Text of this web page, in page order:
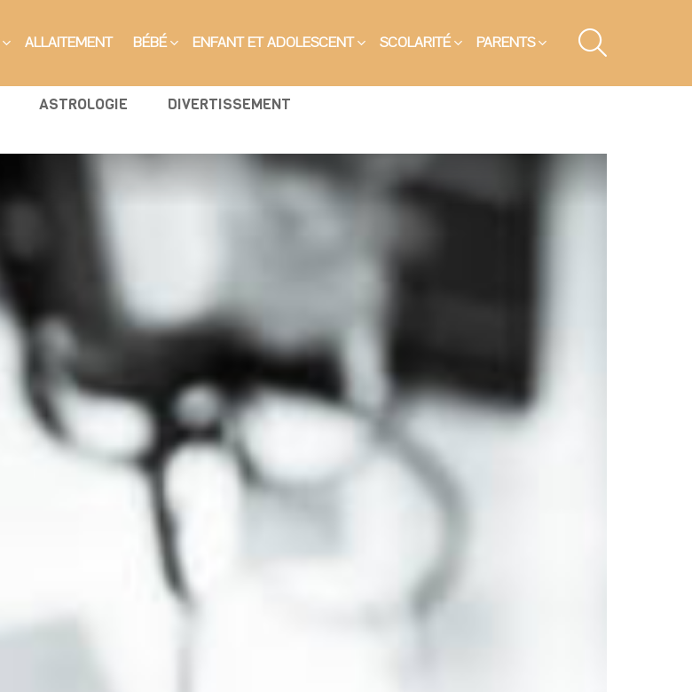
ALLAITEMENT BÉBÉ ENFANT ET ADOLESCENT SCOLARITÉ PARENTS
ASTROLOGIE DIVERTISSEMENT